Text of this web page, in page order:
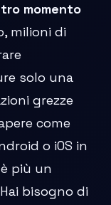
momento
milioni di
solo una
grezze
come
o iOS in
più un
bisogno di